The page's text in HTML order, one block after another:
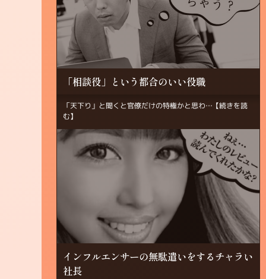
「相談役」という都合のいい役職
「天下り」と聞くと官僚だけの特権かと思わ… 【続きを読
む】
インフルエンサーの無駄遣いをするチャラい
社長